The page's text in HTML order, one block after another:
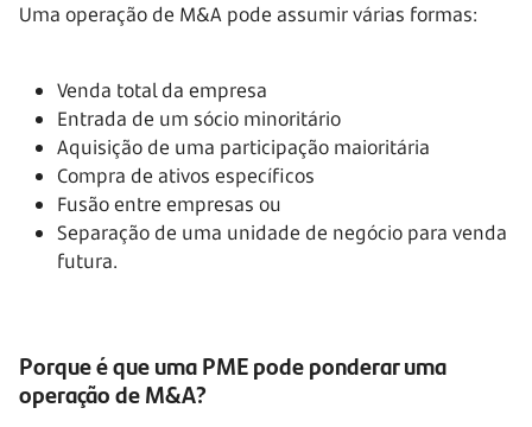
Uma operação de M&A pode assumir várias formas:
Venda total da empresa
Entrada de um sócio minoritário
Aquisição de uma participação maioritária
Compra de ativos específicos
Fusão entre empresas ou
Separação de uma unidade de negócio para venda
futura.
Porque é que uma PME pode ponderar uma
operação de M&A?